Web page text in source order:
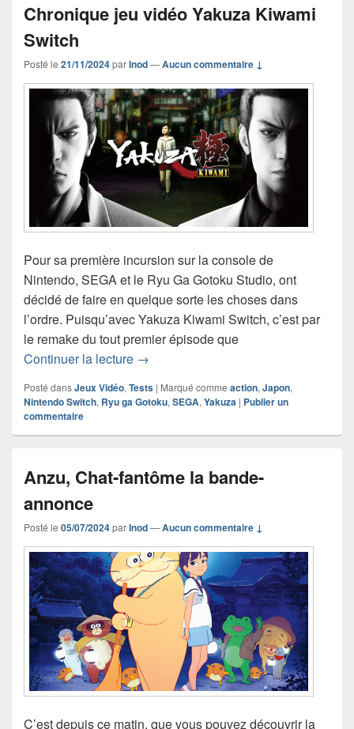
Chronique jeu vidéo Yakuza Kiwami
Switch
Posté le 21/11/2024parInod—Aucun commentaire ↓
Pour sa première incursion sur la console de
Nintendo, SEGA et le Ryu Ga Gotoku Studio, ont
décidé de faire en quelque sorte les choses dans
l’ordre. Puisqu’avec Yakuza Kiwami Switch, c’est par
le remake du tout premier épisode que
Continuer la lecture Chronique jeu vidéo Yakuza Kiwami
→
Posté dansJeux Vidéo,Tests | Marqué comme action,Japon,
Nintendo Switch, Ryu ga Gotoku,SEGA,Yakuza | Publier un
commentaire
Anzu, Chat-fantôme la bande-
annonce
Posté le 05/07/2024parInod—Aucun commentaire ↓
C’est depuis ce matin, que vous pouvez découvrir la